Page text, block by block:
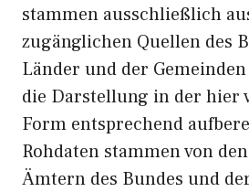
stammen ausschließlich
zugänglichen Quellen des
Länder und der
die Darstellung in der hier
Form entsprechend
Rohdaten stammen von
Ämtern des Bundes und